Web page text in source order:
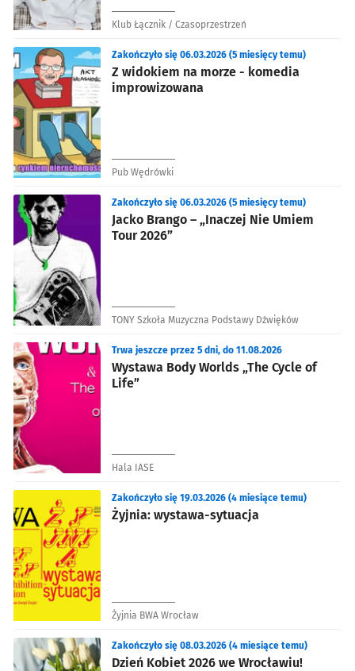
Klub Łącznik / Czasoprzestrzeń
Z widokiem na morze - komedia
improwizowana
Zakończyło się 06.03.2026 (5 miesięcy temu)
Pub Wędrówki
Jacko Brango – „Inaczej Nie Umiem
Tour 2026”
Zakończyło się 06.03.2026 (5 miesięcy temu)
TONY Szkoła Muzyczna Podstawy Dźwięków
Wystawa Body Worlds „The Cycle of
Life”
Trwa jeszcze przez 5 dni, do 11.08.2026
Hala IASE
Żyjnia: wystawa-sytuacja
Zakończyło się 19.03.2026 (4 miesiące temu)
Żyjnia BWA Wrocław
Dzień Kobiet 2026 we Wrocławiu!
Zakończyło się 08.03.2026 (4 miesiące temu)